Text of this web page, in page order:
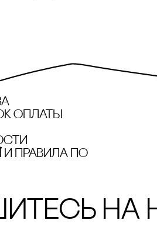
оплаты
правила по
на